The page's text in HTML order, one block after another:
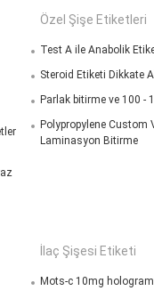
Özel Şişe Etiketleri
Test A ile Anabolik
Steroid Etiketi Dikkate
Parlak bitirme ve 100 -
Polypropylene Custom
Laminasyon Bitirme
İlaç Şişesi Etiketi
Mots-c 10mg